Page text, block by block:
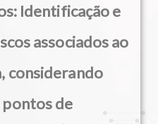
Identificação e
associados ao
considerando
de